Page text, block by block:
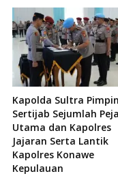
Kapolda Sultra Pimpin
Sertijab Sejumlah
Utama dan Kapolres
Jajaran Serta Lantik
Kapolres Konawe
Kepulauan